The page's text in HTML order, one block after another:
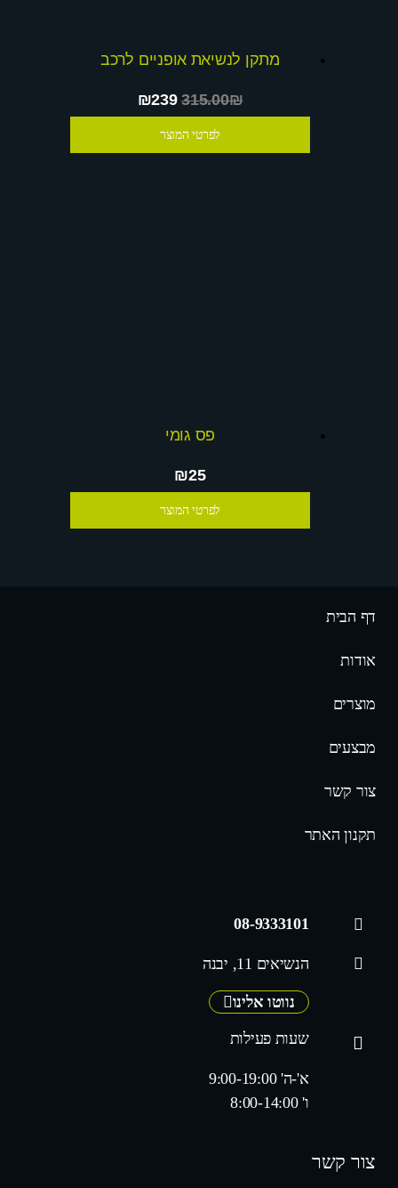
מתקן לנשיאת אופניים לרכב
₪239315.00₪
לפרטי המוצר
פס גומי
₪25
לפרטי המוצר
דף הבית
אודות
מוצרים
מבצעים
צור קשר
תקנון האתר
08-9333101
הנשיאים 11, יבנה
נווטו אלינו
שעות פעילות
א'-ה' 9:00-19:00
ו' 8:00-14:00
צור קשר